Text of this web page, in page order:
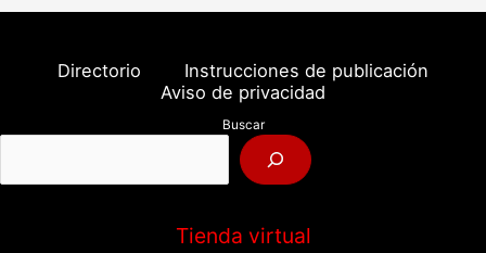
s
o
:
Directorio
Instrucciones de publicación
Aviso de privacidad
Buscar
Tienda virtual